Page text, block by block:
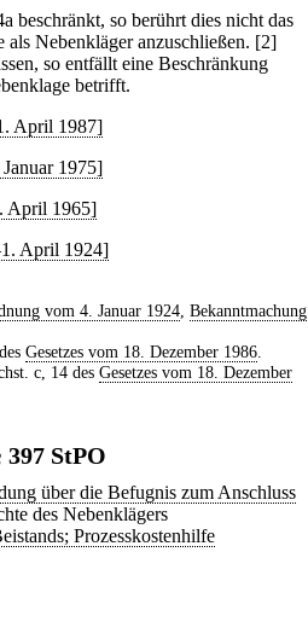
beschränkt, so berührt dies nicht das
Nebenkläger anzuschließen. [2]
so entfällt eine Beschränkung
betrifft.
April 1987]
1975]
April 1965]
April 1924]
vom 4. Januar 1924, Bekanntmachung
Gesetzes vom 18. Dezember 1986.
c, 14 des Gesetzes vom 18. Dezember
StPO
über die Befugnis zum Anschluss
des Nebenklägers
Prozesskostenhilfe